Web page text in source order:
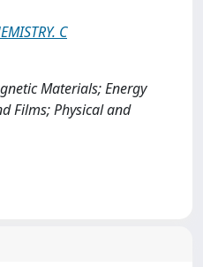
C
Materials; Energy
Films; Physical and